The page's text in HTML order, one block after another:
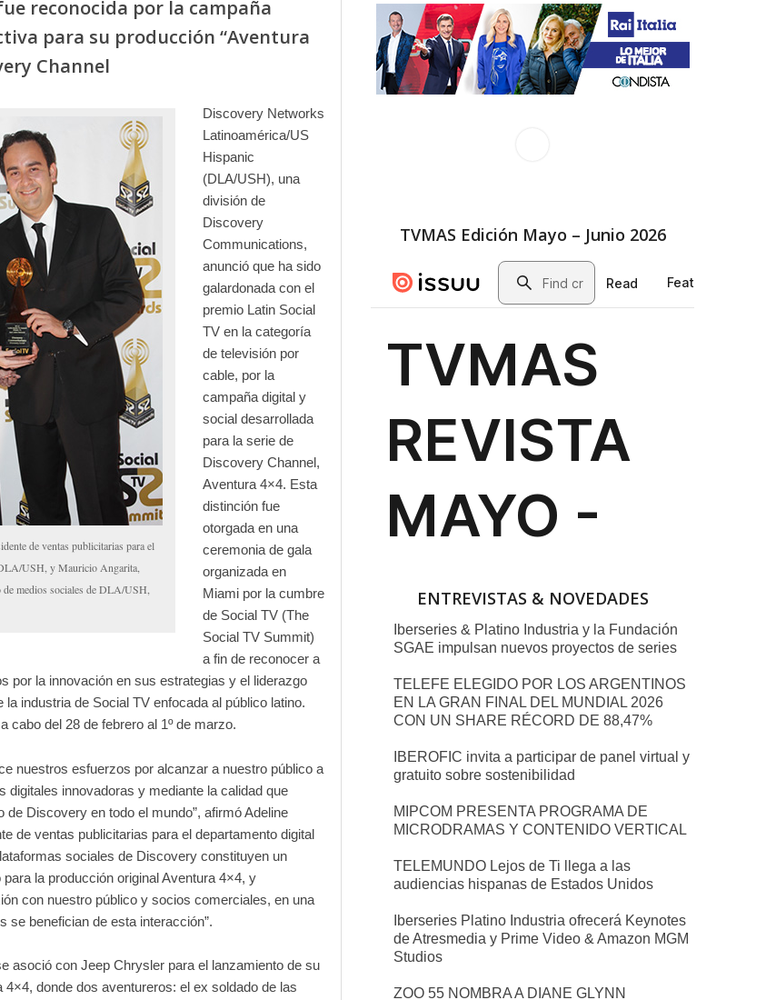
reconocida por la campaña
para su producción “Aventura
Channel
de ventas publicitarias para el
USH, y Mauricio Angarita,
de medios sociales de DLA/USH,
Discovery Networks
Latinoamérica/US
Hispanic
(DLA/USH), una
división de
Discovery
Communications,
anunció que ha sido
galardonada con el
premio Latin Social
TV en la categoría
de televisión por
cable, por la
campaña digital y
social desarrollada
para la serie de
Discovery Channel,
Aventura 4×4. Esta
distinción fue
otorgada en una
ceremonia de gala
organizada en
Miami por la cumbre
de Social TV (The
Social TV Summit)
a fin de reconocer a
por la innovación en sus estrategias y el liderazgo
la industria de Social TV enfocada al público latino.
cabo del 28 de febrero al 1º de marzo.
nuestros esfuerzos por alcanzar a nuestro público a
digitales innovadoras y mediante la calidad que
de Discovery en todo el mundo”, afirmó Adeline
de ventas publicitarias para el departamento digital
sociales de Discovery constituyen un
la producción original Aventura 4×4, y
con nuestro público y socios comerciales, en una
se benefician de esta interacción”.
asoció con Jeep Chrysler para el lanzamiento de su
4×4, donde dos aventureros: el ex soldado de las
TVMAS Edición Mayo – Junio 2026
ENTREVISTAS & NOVEDADES
Iberseries & Platino Industria y la Fundación
SGAE impulsan nuevos proyectos de series
TELEFE ELEGIDO POR LOS ARGENTINOS
EN LA GRAN FINAL DEL MUNDIAL 2026
CON UN SHARE RÉCORD DE 88,47%
IBEROFIC invita a participar de panel virtual y
gratuito sobre sostenibilidad
MIPCOM PRESENTA PROGRAMA DE
MICRODRAMAS Y CONTENIDO VERTICAL
TELEMUNDO Lejos de Ti llega a las
audiencias hispanas de Estados Unidos
Iberseries Platino Industria ofrecerá Keynotes
de Atresmedia y Prime Video & Amazon MGM
Studios
ZOO 55 NOMBRA A DIANE GLYNN